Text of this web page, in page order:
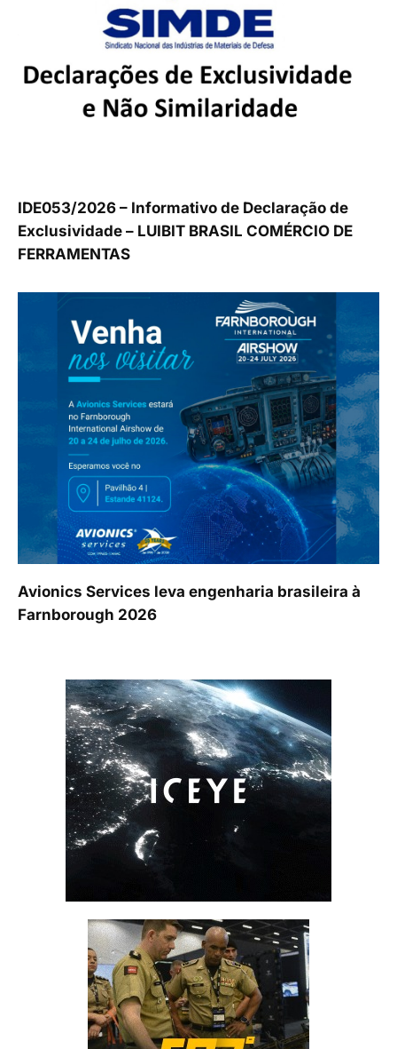
IDE053/2026 – Informativo de Declaração de
Exclusividade – LUIBIT BRASIL COMÉRCIO DE
FERRAMENTAS
Avionics Services leva engenharia brasileira à
Farnborough 2026